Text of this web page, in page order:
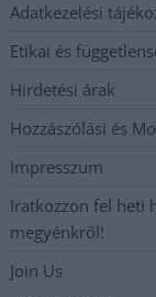
Adatkezelési
Etikai és
Hirdetési árak
Hozzászólási és
Impresszum
Iratkozzon fel heti
megyénkről!
Join Us